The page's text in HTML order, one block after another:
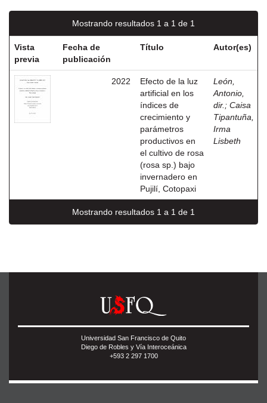
Mostrando resultados 1 a 1 de 1
Vista
previa
Fecha de
publicación
Título Autor(es)
2022
Efecto de la luz
artificial en los
índices de
crecimiento y
parámetros
productivos en
el cultivo de rosa
(rosa sp.) bajo
invernadero en
Pujilí, Cotopaxi
León,
Antonio,
dir. ; Caisa
Tipantuña,
Irma
Lisbeth
Mostrando resultados 1 a 1 de 1
Universidad San Francisco de Quito
Diego de Robles y Vía Interoceánica
+593 2 297 1700